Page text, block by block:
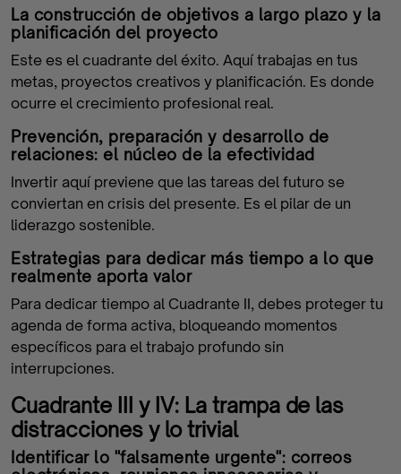
La construcción de objetivos a largo plazo y la
planificación del proyecto
Este es el cuadrante del éxito. Aquí trabajas en tus
metas, proyectos creativos y planificación. Es donde
ocurre el crecimiento profesional real.
Prevención, preparación y desarrollo de
relaciones: el núcleo de la efectividad
Invertir aquí previene que las tareas del futuro se
conviertan en crisis del presente. Es el pilar de un
liderazgo sostenible.
Estrategias para dedicar más tiempo a lo que
realmente aporta valor
Para dedicar tiempo al Cuadrante II, debes proteger tu
agenda de forma activa, bloqueando momentos
específicos para el trabajo profundo sin
interrupciones.
Cuadrante III y IV: La trampa de las
distracciones y lo trivial
Identificar lo "falsamente urgente": correos